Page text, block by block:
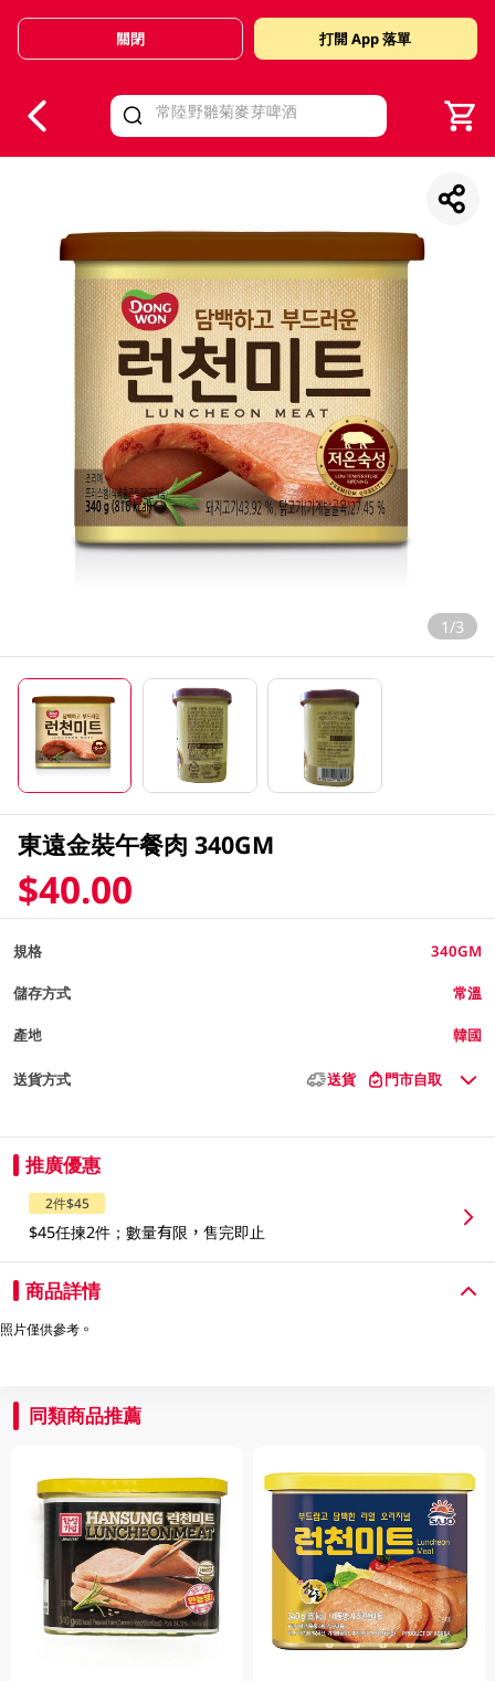
Valid Until 30 June 2026
關閉 打開 App 落單
1/3
東遠金裝午餐肉 340GM
$40.00
規格 340GM
儲存方式 常溫
產地 韓國
送貨方式 送貨 門市自取
推廣優惠
2件$45
$45任揀2件；數量有限，售完即止
商品詳情
照片僅供參考。
同類商品推薦